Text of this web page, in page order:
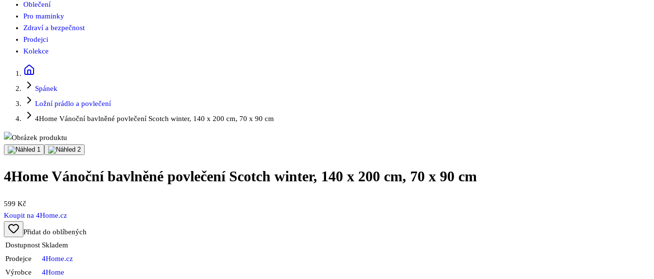
Oblečení
Pro maminky
Zdraví a bezpečnost
Prodejci
Kolekce
Spánek
Ložní prádlo a povlečení
4Home Vánoční bavlněné povlečení Scotch winter, 140 x 200 cm, 70 x 90 cm
4Home Vánoční bavlněné povlečení Scotch winter, 140 x 200 cm, 70 x 90 cm
599 Kč
Koupit na 4Home.cz
Přidat do oblíbených
Dostupnost Skladem
Prodejce
4Home.cz
Výrobce
4Home